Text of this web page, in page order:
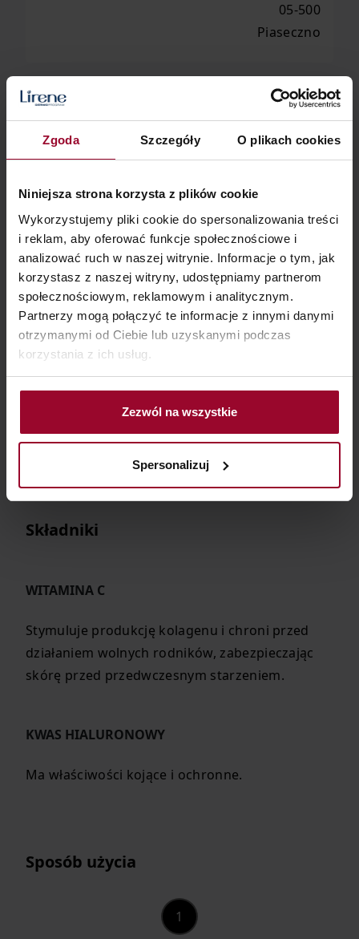
Zgoda Szczegóły O plikach cookies
Niniejsza strona korzysta z plików cookie
Wykorzystujemy pliki cookie do spersonalizowania treści
i reklam, aby oferować funkcje społecznościowe i
analizować ruch w naszej witrynie. Informacje o tym, jak
korzystasz z naszej witryny, udostępniamy partnerom
społecznościowym, reklamowym i analitycznym.
Partnerzy mogą połączyć te informacje z innymi danymi
otrzymanymi od Ciebie lub uzyskanymi podczas
korzystania z ich usług.
Zezwól na wszystkie
Spersonalizuj
05-500
Piaseczno
Składniki
WITAMINA C
Stymuluje produkcję kolagenu i chroni przed
działaniem wolnych rodników, zabezpieczając
skórę przed przedwczesnym starzeniem.
KWAS HIALURONOWY
Ma właściwości kojące i ochronne.
Sposób użycia